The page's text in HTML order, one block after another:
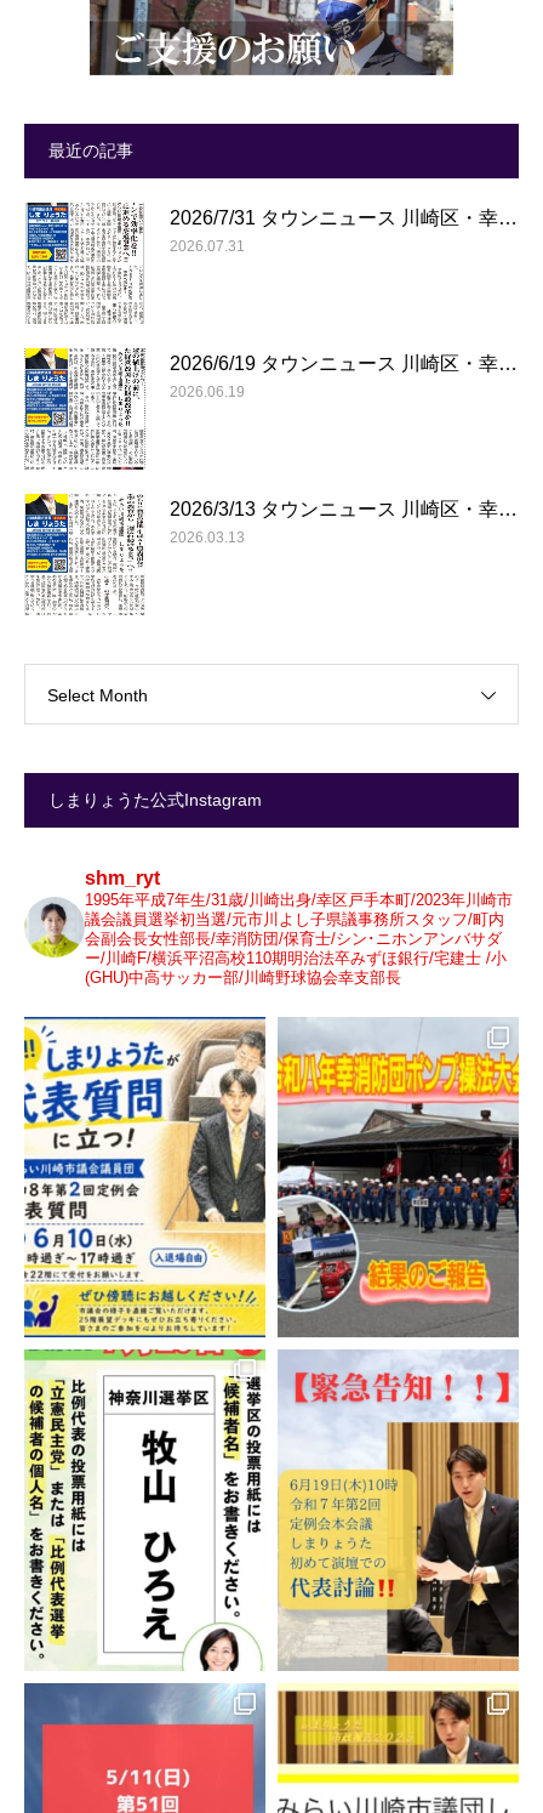
最近の記事
2026/7/31 タウンニュース 川崎区・幸…
2026.07.31
2026/6/19 タウンニュース 川崎区・幸…
2026.06.19
2026/3/13 タウンニュース 川崎区・幸…
2026.03.13
Select Month
しまりょうた公式Instagram
shm_ryt
1995年平成7年生/31歳/川崎出身/幸区戸手本町/2023年川崎市
議会議員選挙初当選/元市川よし子県議事務所スタッフ/町内
会副会長女性部長/幸消防団/保育士/シン･ニホンアンバサダ
ー/川崎F/横浜平沼高校110期明治法卒みずほ銀行/宅建士 /小
(GHU)中高サッカー部/川崎野球協会幸支部長